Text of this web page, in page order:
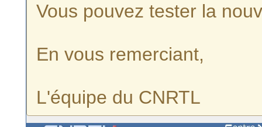
Vous pouvez tester la
En vous remerciant,
L'équipe du CNRTL